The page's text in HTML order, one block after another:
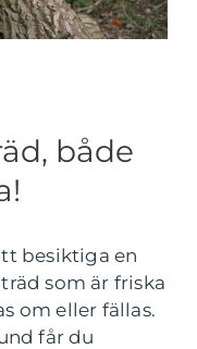
både
besiktiga en
som är friska
om eller fällas.
får du